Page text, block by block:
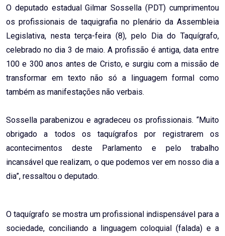
O deputado estadual Gilmar Sossella (PDT) cumprimentou
os profissionais de taquigrafia no plenário da Assembleia
Legislativa, nesta terça-feira (8), pelo Dia do Taquígrafo,
celebrado no dia 3 de maio. A profissão é antiga, data entre
100 e 300 anos antes de Cristo, e surgiu com a missão de
transformar em texto não só a linguagem formal como
também as manifestações não verbais.
Sossella parabenizou e agradeceu os profissionais. “Muito
obrigado a todos os taquígrafos por registrarem os
acontecimentos deste Parlamento e pelo trabalho
incansável que realizam, o que podemos ver em nosso dia a
dia”, ressaltou o deputado.
O taquígrafo se mostra um profissional indispensável para a
sociedade, conciliando a linguagem coloquial (falada) e a